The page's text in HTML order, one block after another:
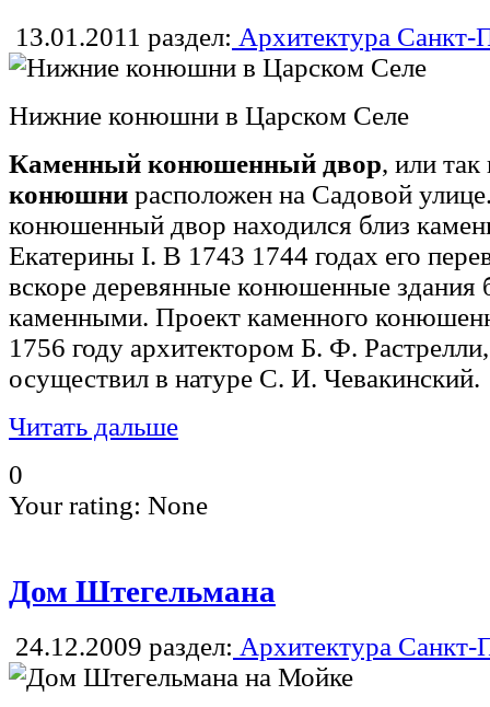
13.01.2011 раздел: Архитектура Санкт-
Нижние конюшни в Царском Селе
Каменный конюшенный двор, или
конюшни расположен на Садовой
конюшенный двор находился близ
Екатерины I. В 1743 1744 годах его
вскоре деревянные конюшенные здания
каменными. Проект каменного
1756 году архитектором Б. Ф.
осуществил в натуре С. И. Чевакинский.
Читать дальше
0
Your rating: None
Дом Штегельмана
24.12.2009 раздел: Архитектура Санкт-